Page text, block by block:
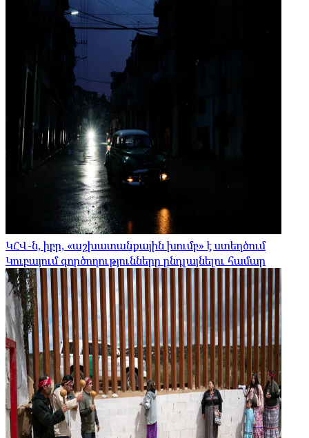
ԿՀՎ-ն, իբր, «աշխատանքային խումբ» է ստեղծում
Կուբայում գործողությունները ընդլայնելու համար